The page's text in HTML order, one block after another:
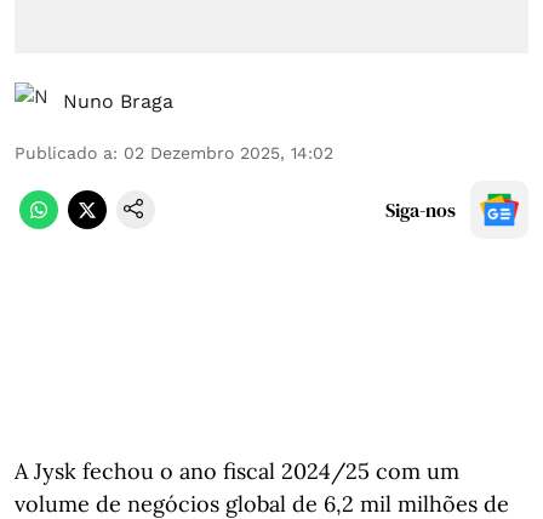
Nuno Braga
Publicado a: 02 Dezembro 2025, 14:02
Siga-nos
A Jysk fechou o ano fiscal 2024/25 com um
volume de negócios global de 6,2 mil milhões de